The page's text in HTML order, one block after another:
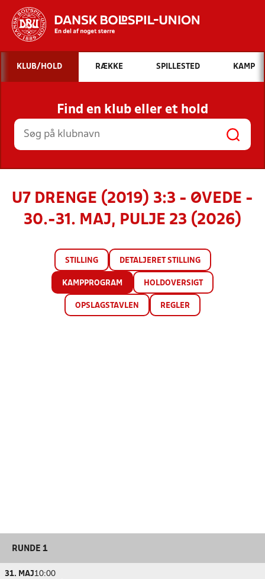
Hvad vil du søge efter?
INDHOLD OG NYHEDER
STILLINGER, RESULTATER, KLUBBER OG
HOLD
KLUB/HOLD RÆKKE SPILLESTED KAMP
Find en klub eller et hold
U7 DRENGE (2019) 3:3 - ØVEDE -
30.-31. MAJ, PULJE 23 (2026)
STILLING DETALJERET STILLING
KAMPPROGRAM HOLDOVERSIGT
OPSLAGSTAVLEN REGLER
RUNDE 1
31. MAJ10:00